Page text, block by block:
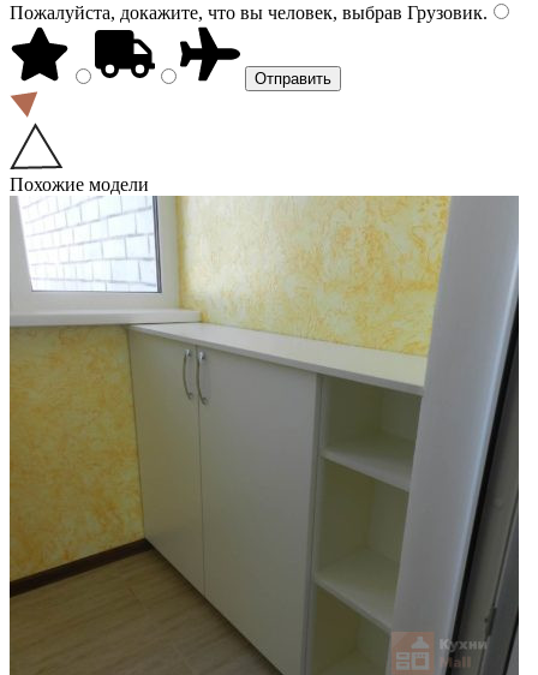
Пожалуйста, докажите, что вы человек, выбрав Грузовик.
Похожие модели